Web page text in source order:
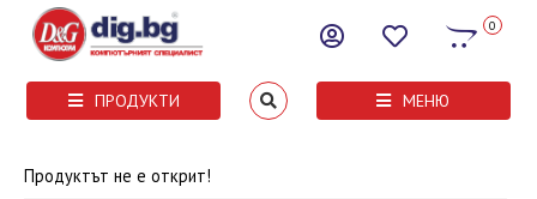
0
ПРОДУКТИ МЕНЮ
Продуктът не е открит!